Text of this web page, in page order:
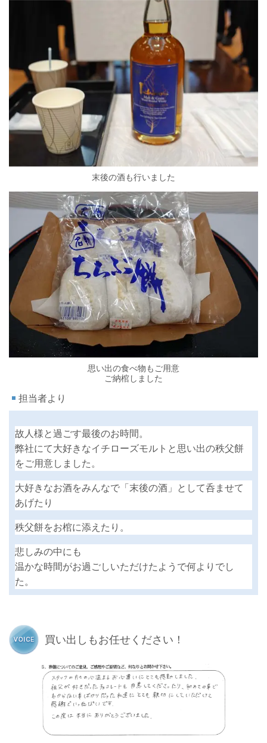
末後の酒も行いました
思い出の食べ物もご用意
ご納棺しました
担当者より
故人様と過ごす最後のお時間。
弊社にて大好きなイチローズモルトと思い出の秩父餅
をご用意しました。
大好きなお酒をみんなで「末後の酒」として呑ませて
あげたり
秩父餅をお棺に添えたり。
悲しみの中にも
温かな時間がお過ごしいただけたようで何よりでし
た。
買い出しもお任せください！